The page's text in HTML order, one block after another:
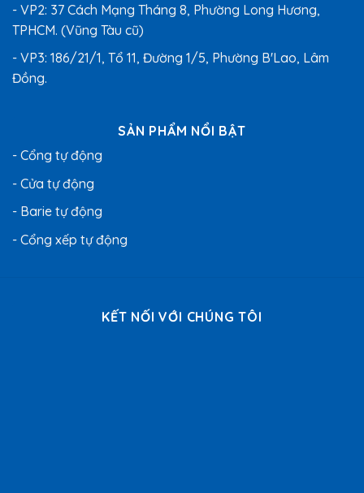
- VP2: 37 Cách Mạng Tháng 8, Phường Long Hương,
TPHCM. (Vũng Tàu cũ)
- VP3: 186/21/1, Tổ 11, Đường 1/5, Phường B'Lao, Lâm
Đồng.
SẢN PHẨM NỔI BẬT
- Cổng tự động
- Cửa tự động
- Barie tự động
- Cổng xếp tự động
KẾT NỐI VỚI CHÚNG TÔI